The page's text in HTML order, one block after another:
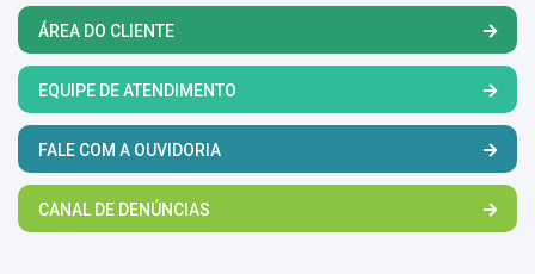
ÁREA DO CLIENTE
EQUIPE DE ATENDIMENTO
FALE COM A OUVIDORIA
CANAL DE DENÚNCIAS